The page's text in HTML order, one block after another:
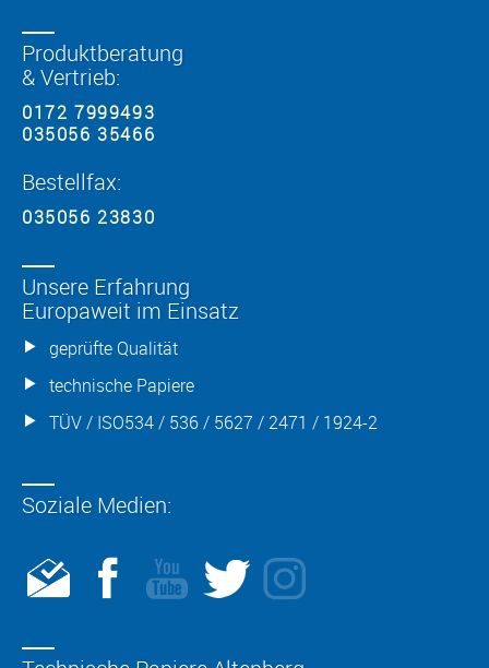
Produktberatung
& Vertrieb:
0172 7999493
035056 35466
Bestellfax:
035056 23830
Unsere Erfahrung
Europaweit im Einsatz
geprüfte Qualität
technische Papiere
TÜV / ISO534 / 536 / 5627 / 2471 / 1924-2
Soziale Medien: